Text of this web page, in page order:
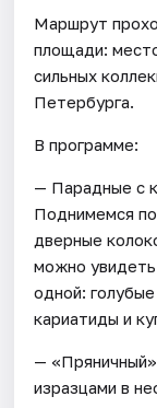
Маршрут
площади:
сильных
Петербурга.
В программе:
— Парадные с
Поднимемся
дверные
можно
одной:
кариатиды и
—
изразцами в